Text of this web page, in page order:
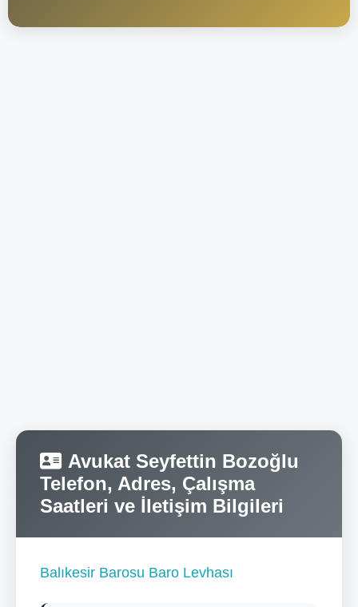
Avukat Seyfettin Bozoğlu
Telefon, Adres, Çalışma
Saatleri ve İletişim Bilgileri
Balıkesir Barosu Baro Levhası